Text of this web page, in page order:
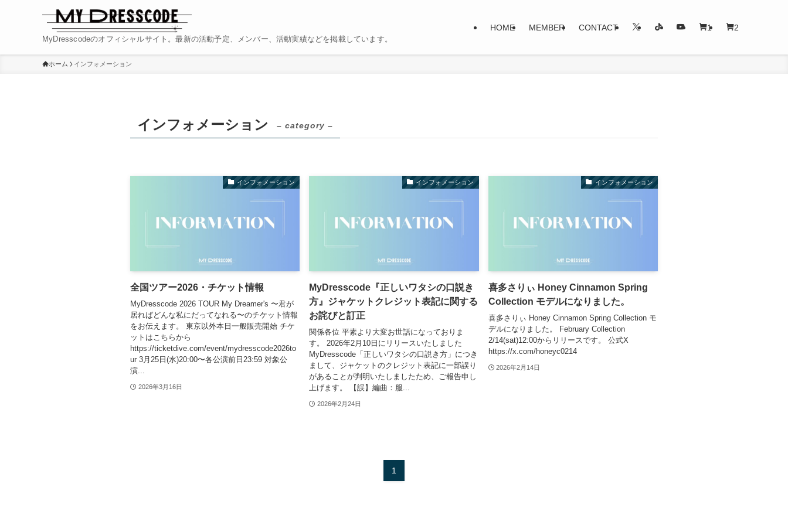
MyDresscodeのオフィシャルサイト。最新の活動予定、メンバー、活動実績などを掲載しています。
HOME MEMBER CONTACT 1 2
ホーム インフォメーション
インフォメーション – category –
インフォメーション
全国ツアー2026・チケット情報
MyDresscode 2026 TOUR My Dreamer's 〜君が
居ればどんな私にだってなれる〜のチケット情報
をお伝えます。 東京以外本日一般販売開始 チケ
ットはこちらから
https://ticketdive.com/event/mydresscode2026to
ur 3月25日(水)20:00〜各公演前日23:59 対象公
演...
2026年3月16日
インフォメーション
MyDresscode『正しいワタシの口説き
方』ジャケットクレジット表記に関する
お詫びと訂正
関係各位 平素より大変お世話になっておりま
す。 2026年2月10日にリリースいたしました
MyDresscode「正しいワタシの口説き方」につき
まして、ジャケットのクレジット表記に一部誤り
があることが判明いたしましたため、ご報告申し
上げます。 【誤】編曲：服...
2026年2月24日
インフォメーション
喜多さりぃ Honey Cinnamon Spring
Collection モデルになりました。
喜多さりぃ Honey Cinnamon Spring Collection モ
デルになりました。 February Collection
2/14(sat)12:00からリリースです。 公式X
https://x.com/honeyc0214
2026年2月14日
1